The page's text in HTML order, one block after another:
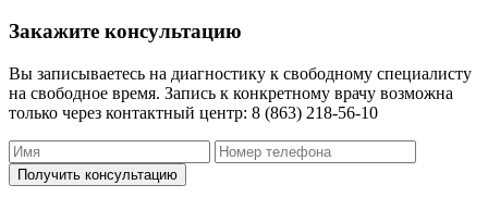
Закажите консультацию
Вы записываетесь на диагностику к свободному специалисту
на свободное время. Запись к конкретному врачу возможна
только через контактный центр: 8 (863) 218-56-10